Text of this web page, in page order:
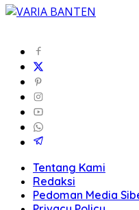
Tentang Kami
Redaksi
Pedoman Media